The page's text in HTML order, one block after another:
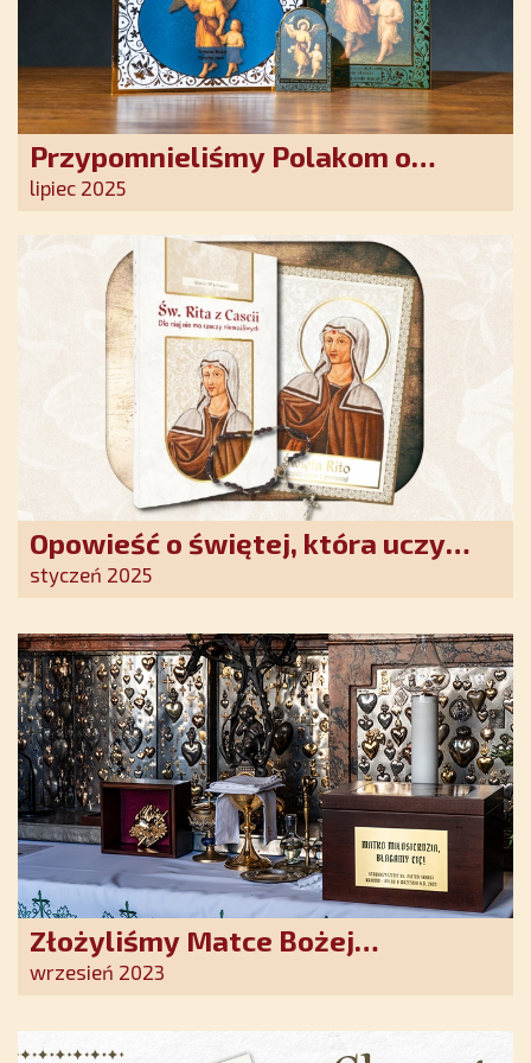
Przypomnieliśmy Polakom o
obecności Anioła Stróża!
lipiec 2025
Opowieść o świętej, która uczy
szczerego oddania się Bogu.
nadziei w XXI wieku
styczeń 2025
Złożyliśmy Matce Bożej
Ostrobramskiej pozłacane wotum
wrzesień 2023